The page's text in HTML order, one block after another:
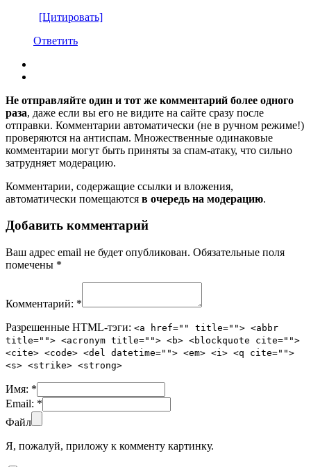
[Цитировать]
Ответить
Не отправляйте один и тот же комментарий более одного
раза, даже если вы его не видите на сайте сразу после
отправки. Комментарии автоматически (не в ручном режиме!)
проверяются на антиспам. Множественные одинаковые
комментарии могут быть приняты за спам-атаку, что сильно
затрудняет модерацию.
Комментарии, содержащие ссылки и вложения,
автоматически помещаются в очередь на модерацию.
Добавить комментарий
Ваш адрес email не будет опубликован. Обязательные поля
помечены *
Комментарий: *
Разрешенные HTML-тэги: <a href="" title=""> <abbr
title=""> <acronym title=""> <b> <blockquote cite="">
<cite> <code> <del datetime=""> <em> <i> <q cite="">
<s> <strike> <strong>
Имя: *
Email: *
Файл
Я, пожалуй, приложу к комменту картинку.